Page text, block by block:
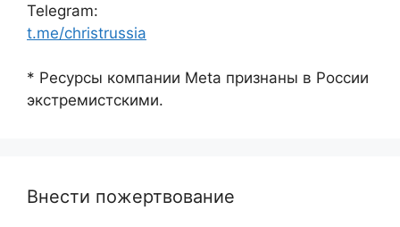
Telegram:
t.me/christrussia
* Ресурсы компании Meta признаны в России
экстремистскими.
Внести пожертвование